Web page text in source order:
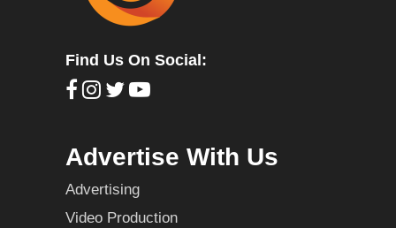
Find Us On Social:
Advertise With Us
Advertising
Video Production